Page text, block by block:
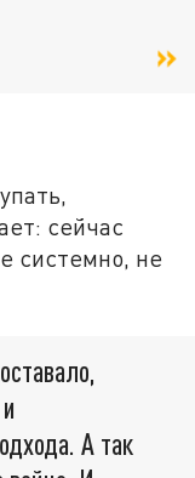
сейчас
системно, не
А так